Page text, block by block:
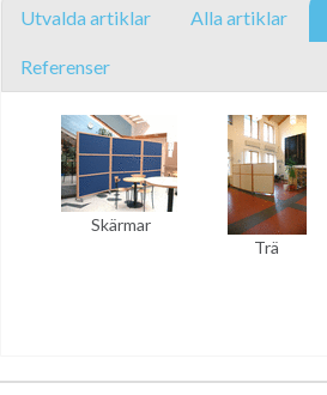
Utvalda artiklar Alla artiklar
Referenser
Skärmar
Trä